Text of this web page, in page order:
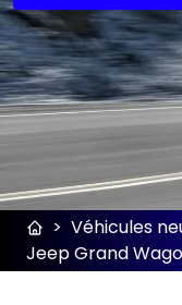
> Véhicules